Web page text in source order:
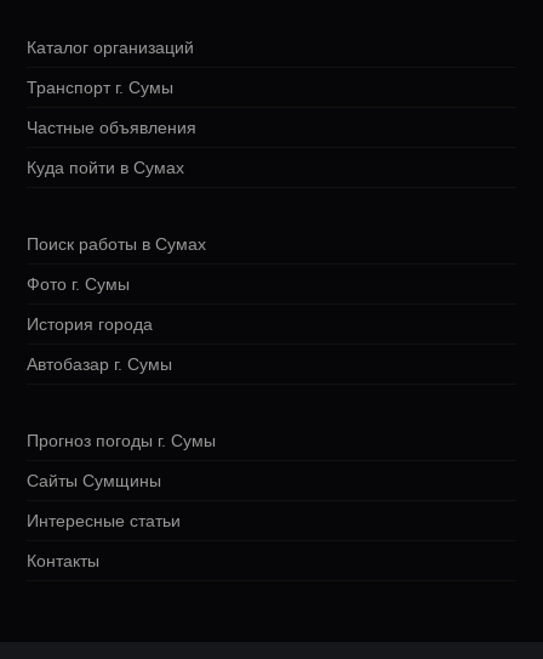
Каталог организаций
Транспорт г. Сумы
Частные объявления
Куда пойти в Сумах
Поиск работы в Сумах
Фото г. Сумы
История города
Автобазар г. Сумы
Прогноз погоды г. Сумы
Сайты Сумщины
Интересные статьи
Контакты